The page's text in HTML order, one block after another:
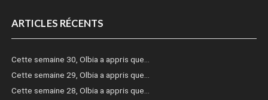
ARTICLES RÉCENTS
Cette semaine 30, Olbia a appris que…
Cette semaine 29, Olbia a appris que…
Cette semaine 28, Olbia a appris que…